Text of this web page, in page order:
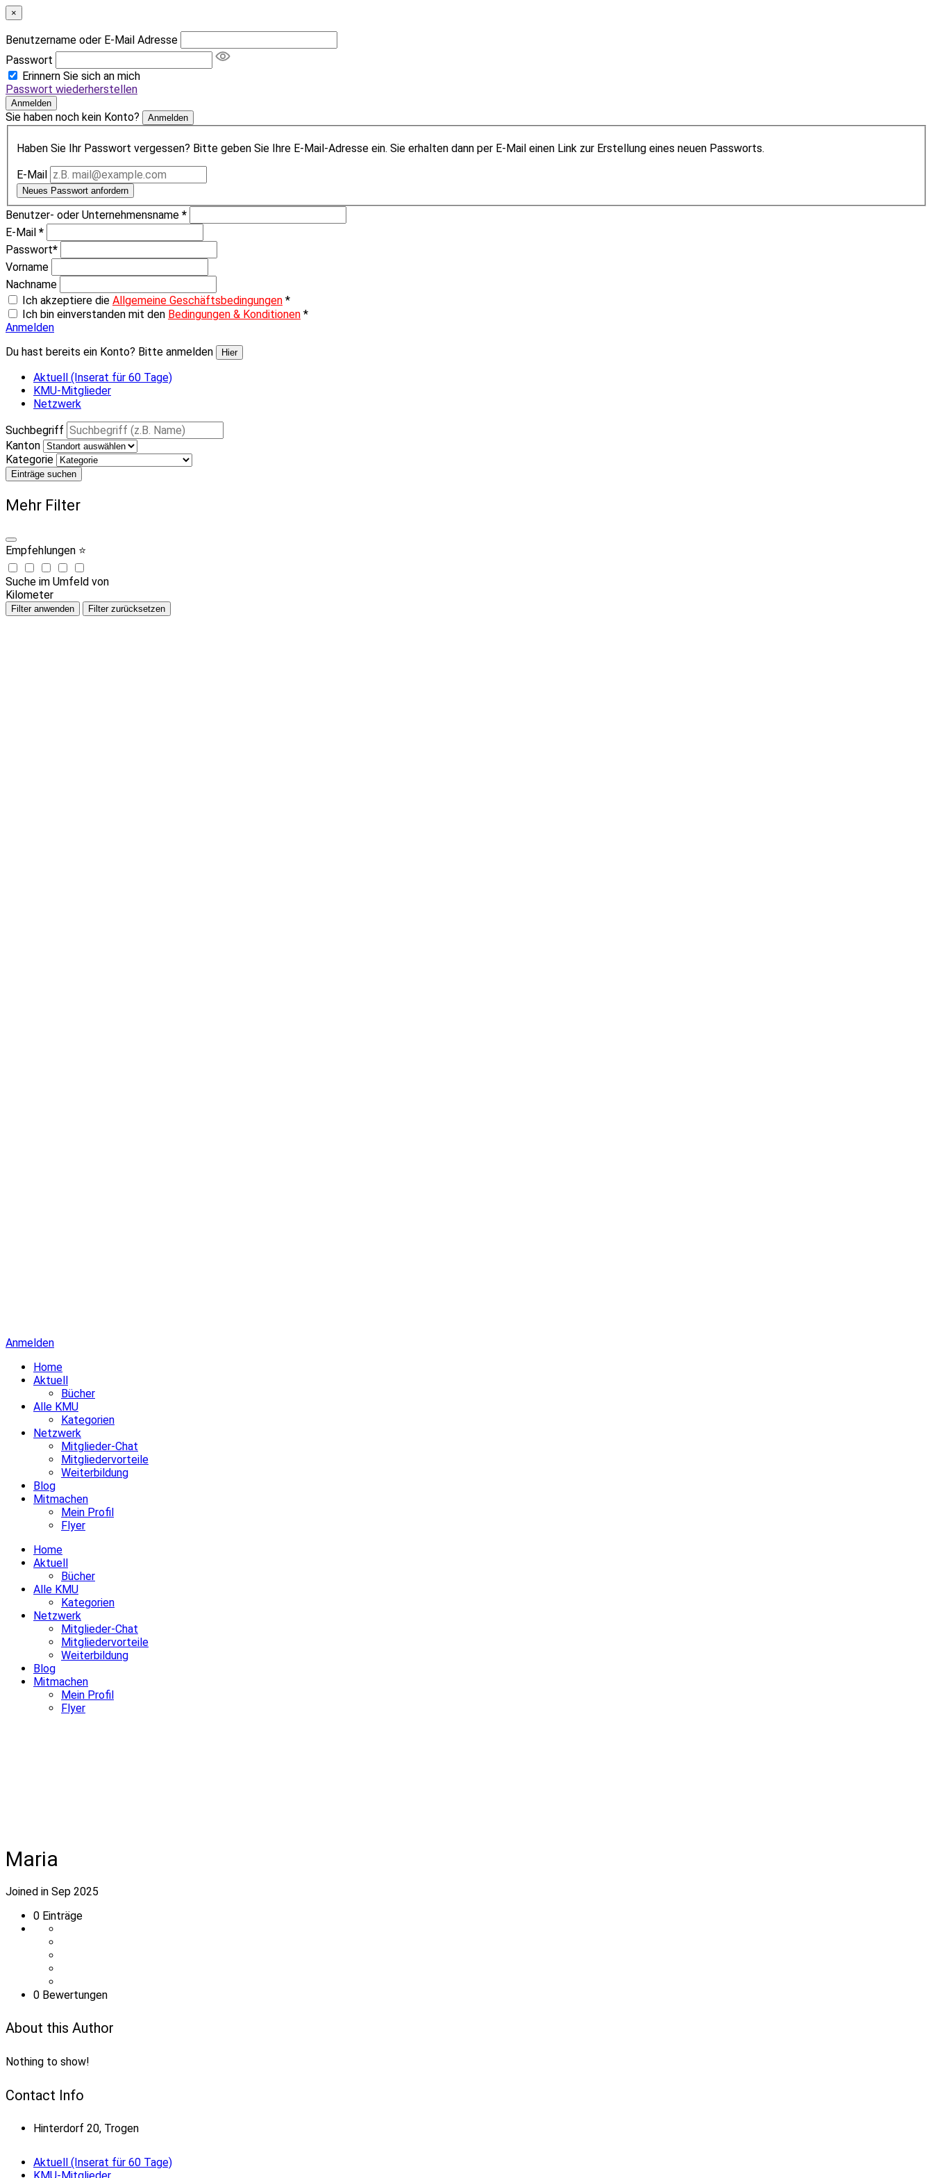
×
Benutzername oder E-Mail Adresse
Passwort
Erinnern Sie sich an mich
Passwort wiederherstellen
Anmelden
Sie haben noch kein Konto? Anmelden
Haben Sie Ihr Passwort vergessen? Bitte geben Sie Ihre E-Mail-Adresse ein. Sie erhalten dann per E-Mail einen Link zur Erstellung eines neuen Passworts.
E-Mail
Neues Passwort anfordern
Benutzer- oder Unternehmensname *
E-Mail *
Passwort*
Vorname
Nachname
Ich akzeptiere die Allgemeine Geschäftsbedingungen *
Ich bin einverstanden mit den Bedingungen & Konditionen *
Anmelden
Du hast bereits ein Konto? Bitte anmelden
Hier
Aktuell (Inserat für 60 Tage)
KMU-Mitglieder
Netzwerk
Suchbegriff
Kanton
Kategorie
Einträge suchen
Mehr Filter
Empfehlungen ⭐
Suche im Umfeld von
Kilometer
Filter anwenden Filter zurücksetzen
Anmelden
Home
Aktuell
Bücher
Alle KMU
Kategorien
Netzwerk
Mitglieder-Chat
Mitgliedervorteile
Weiterbildung
Blog
Mitmachen
Mein Profil
Flyer
Home
Aktuell
Bücher
Alle KMU
Kategorien
Netzwerk
Mitglieder-Chat
Mitgliedervorteile
Weiterbildung
Blog
Mitmachen
Mein Profil
Flyer
Maria
Joined in Sep 2025
0 Einträge
0 Bewertungen
About this Author
Nothing to show!
Contact Info
Hinterdorf 20, Trogen
Aktuell (Inserat für 60 Tage)